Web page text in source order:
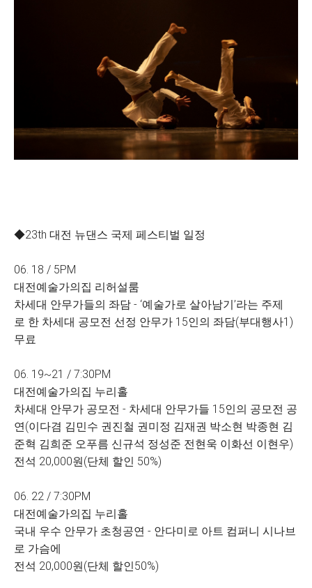
◆23th 대전 뉴댄스 국제 페스티벌 일정
06. 18 / 5PM
대전예술가의집 리허설룸
차세대 안무가들의 좌담 - ‘예술가로 살아남기’라는 주제
로 한 차세대 공모전 선정 안무가 15인의 좌담(부대행사1)
무료
06. 19~21 / 7:30PM
대전예술가의집 누리홀
차세대 안무가 공모전 - 차세대 안무가들 15인의 공모전 공
연(이다겸 김민수 권진철 권미정 김재권 박소현 박종현 김
준혁 김희준 오푸름 신규석 정성준 전현욱 이화선 이현우)
전석 20,000원(단체 할인 50%)
06. 22 / 7:30PM
대전예술가의집 누리홀
국내 우수 안무가 초청공연 - 안다미로 아트 컴퍼니 시나브
로 가슴에
전석 20,000원(단체 할인50%)